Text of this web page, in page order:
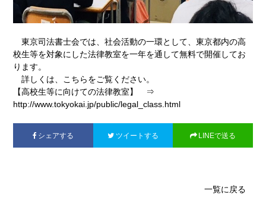
東京司法書士会では、社会活動の一環として、東京都内の高
校生等を対象にした法律教室を一年を通して無料で開催してお
ります。
詳しくは、こちらをご覧ください。
【高校生等に向けての法律教室】 ⇒
http://www.tokyokai.jp/public/legal_class.html
シェアする ツイートする LINEで送る
一覧に戻る